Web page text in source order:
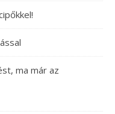
ma már az